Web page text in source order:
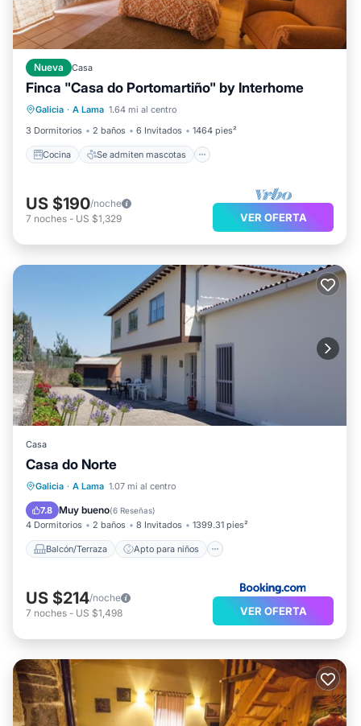
Nueva Casa
Finca "Casa do Portomartiño" by Interhome
Galicia · A Lama 1.64 mi al centro
3 Dormitorios
2 baños 6 Invitados 1464 pies²
Cocina Se admiten mascotas
Cocina
Se admiten mascotas
Apto para niños
US $190/noche
7 noches - US $1,329 VER OFERTA
Casa
Casa do Norte
Galicia · A Lama 1.07 mi al centro
7.8 Muy bueno(6 Reseñas)
4 Dormitorios 2 baños 8 Invitados 1399.31 pies²
Balcón/Terraza Apto para niños
Balcón/Terraza
Seguridad/Protección
US $214/noche
7 noches - US $1,498 VER OFERTA